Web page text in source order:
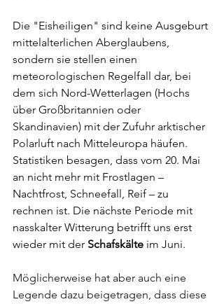
Die "Eisheiligen" sind keine Ausgeburt
mittelalterlichen Aberglaubens,
sondern sie stellen einen
meteorologischen Regelfall dar, bei
dem sich Nord-Wetterlagen (Hochs
über Großbritannien oder
Skandinavien) mit der Zufuhr arktischer
Polarluft nach Mitteleuropa häufen.
Statistiken besagen, dass vom 20. Mai
an nicht mehr mit Frostlagen –
Nachtfrost, Schneefall, Reif – zu
rechnen ist. Die nächste Periode mit
nasskalter Witterung betrifft uns erst
wieder mit der Schafskälte im Juni.
Möglicherweise hat aber auch eine
Legende dazu beigetragen, dass diese